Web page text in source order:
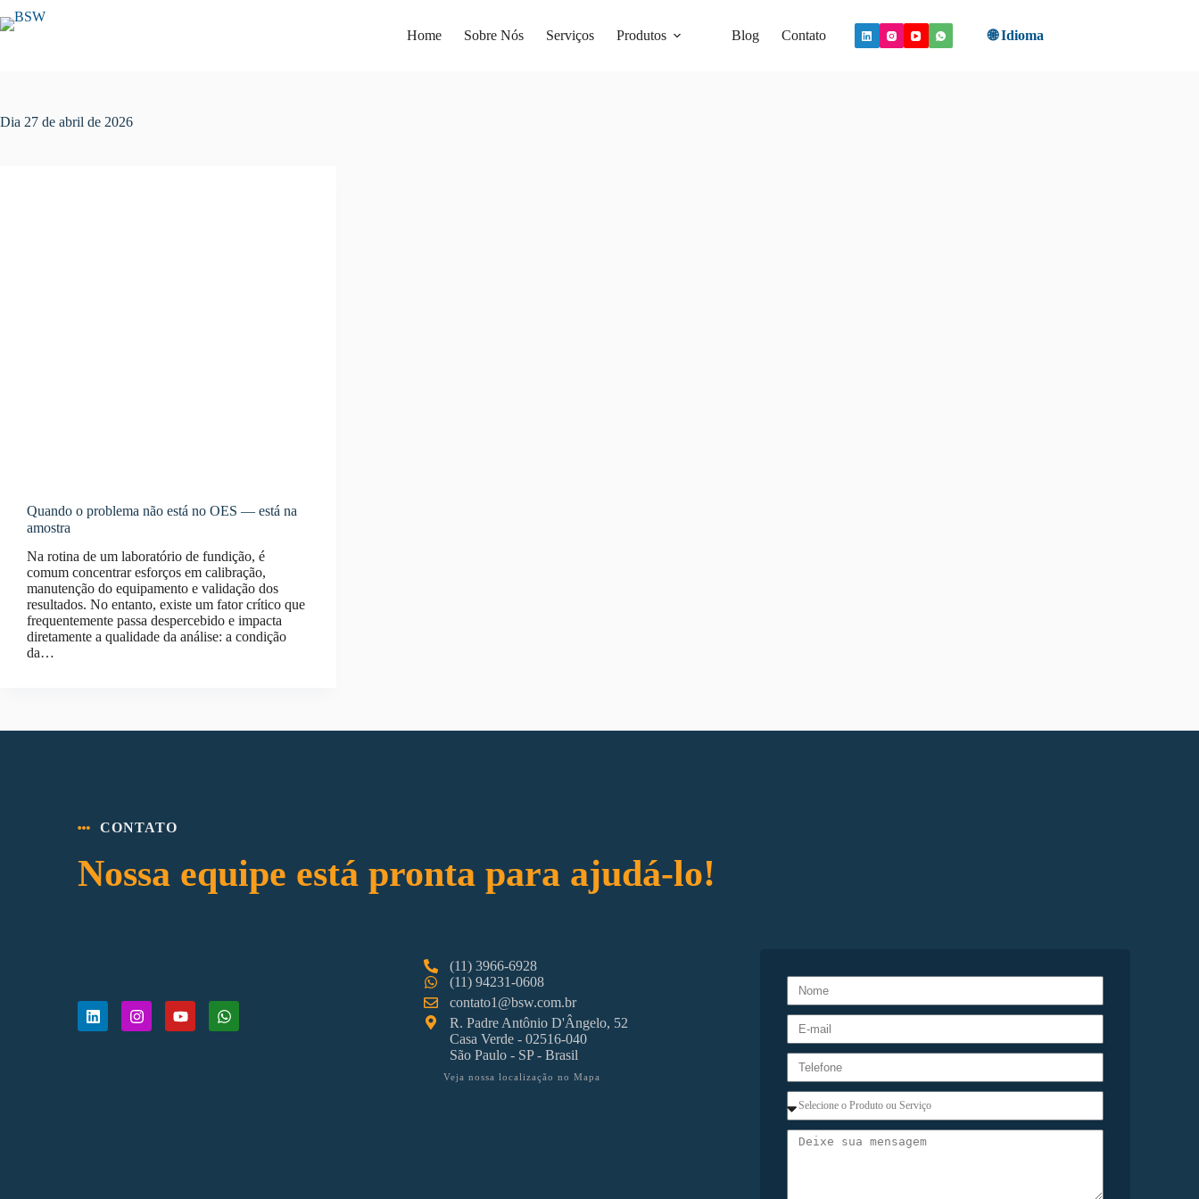
Home Sobre Nós Serviços Produtos Blog Contato 🌐 Idioma
Dia 27 de abril de 2026
Quando o problema não está no OES — está na
amostra
Na rotina de um laboratório de fundição, é
comum concentrar esforços em calibração,
manutenção do equipamento e validação dos
resultados. No entanto, existe um fator crítico que
frequentemente passa despercebido e impacta
diretamente a qualidade da análise: a condição
da…
CONTATO
Nossa equipe está pronta para ajudá-lo!
(11) 3966-6928
(11) 94231-0608
contato1@bsw.com.br
R. Padre Antônio D'Ângelo, 52
Casa Verde - 02516-040
São Paulo - SP - Brasil
Veja nossa localização no Mapa